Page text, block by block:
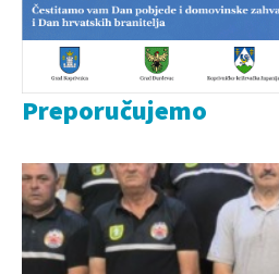
Preporučujemo